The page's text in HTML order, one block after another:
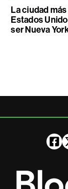
La ciudad
Estados
ser Nueva